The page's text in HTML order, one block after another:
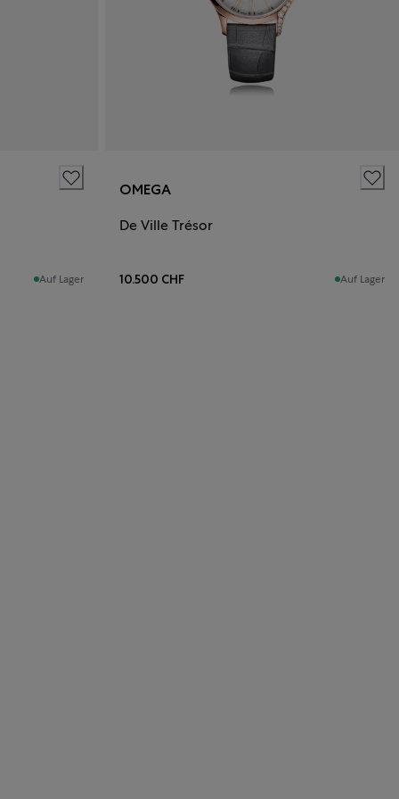
Auf Lager
OMEGA
De Ville Trésor
10.500 CHF Auf Lager